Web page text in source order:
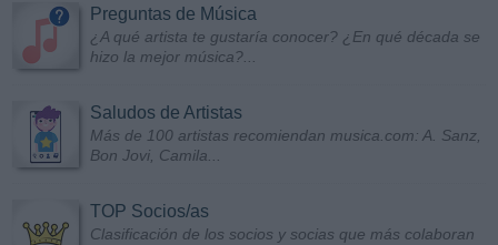
Preguntas de Música
¿A qué artista te gustaría conocer? ¿En qué década se
hizo la mejor música?...
Saludos de Artistas
Más de 100 artistas recomiendan musica.com: A. Sanz,
Bon Jovi, Camila...
TOP Socios/as
Clasificación de los socios y socias que más colaboran